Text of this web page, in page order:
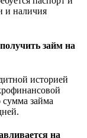
и наличия
займ на
историей
займа
на